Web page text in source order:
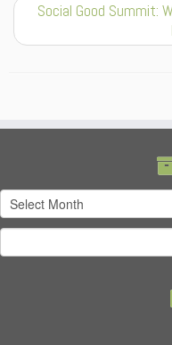
Social Good Summit:
Treasures
for: